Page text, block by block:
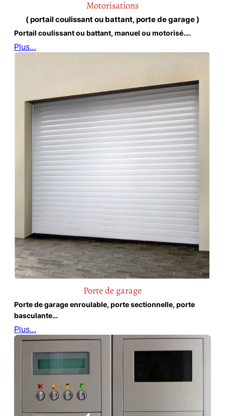
Motorisations
( portail coulissant ou battant, porte de garage )
Portail coulissant ou battant, manuel ou motorisé….
Plus…
Porte de garage
Porte de garage enroulable, porte sectionnelle, porte
basculante…
Plus…